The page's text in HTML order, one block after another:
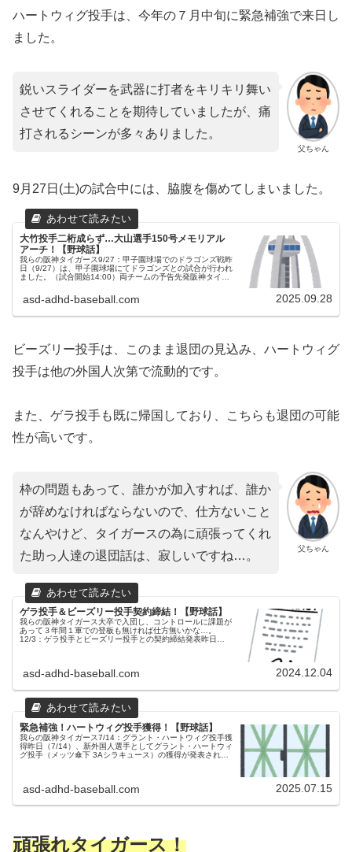
ハートウィグ投手は、今年の７月中旬に緊急補強で来日し
ました。
父ちゃん
鋭いスライダーを武器に打者をキリキリ舞い
させてくれることを期待していましたが、痛
打されるシーンが多々ありました。
9月27日(土)の試合中には、脇腹を傷めてしまいました。
大竹投手二桁成らず…大山選手150号メモリアル
アーチ！【野球話】
我らの阪神タイガース9/27：甲子園球場でのドラゴンズ戦昨
日（9/27）は、甲子園球場にてドラゴンズとの試合が行われ
ました。（試合開始14:00）両チームの予告先発阪神タイガ
asd-adhd-baseball.com 2025.09.28
ビーズリー投手は、このまま退団の見込み、ハートウィグ
投手は他の外国人次第で流動的です。
また、ゲラ投手も既に帰国しており、こちらも退団の可能
性が高いです。
父ちゃん
枠の問題もあって、誰かが加入すれば、誰か
が辞めなければならないので、仕方ないこと
なんやけど、タイガースの為に頑張ってくれ
た助っ人達の退団話は、寂しいですね…。
ゲラ投手＆ビーズリー投手契約締結！【野球話】
我らの阪神タイガース大卒で入団し、コントロールに課題が
あって３年間１軍での登板も無ければ仕方無いかな…。
12/3：ゲラ投手とビーズリー投手との契約締結発表昨日
asd-adhd-baseball.com 2024.12.04
緊急補強！ハートウィグ投手獲得！【野球話】
我らの阪神タイガース7/14：グラント・ハートウィグ投手獲
得昨日（7/14）、新外国人選手としてグラント・ハートウィ
グ投手（メッツ傘下 3Aシラキュース）の獲得が発表されま
asd-adhd-baseball.com 2025.07.15
頑張れタイガース！